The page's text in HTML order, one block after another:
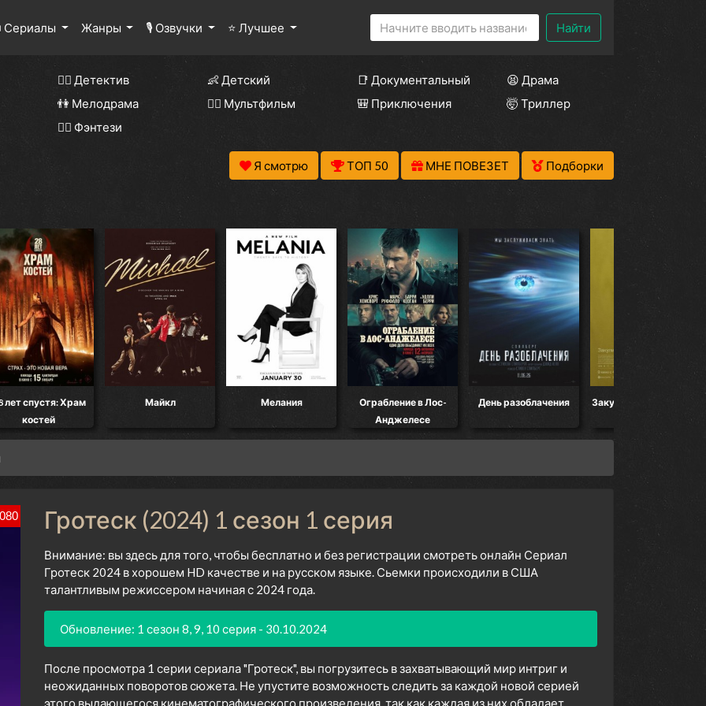
Сериалы Жанры 🎙 Озвучки ⭐ Лучшее Найти
🕵️‍♂️ Детектив 👶 Детский 📑 Документальный
😫 Драма
👫 Мелодрама 🧚‍♀️ Мультфильм 🎒 Приключения
🤯 Триллер
🧝‍♂️ Фэнтези
Я смотрю ТОП 50 МНЕ ПОВЕЗЕТ Подборки
Майкл
Ограбление в Лос-
День разоблачения Закулисье реальности
Гротеск (2024) 1 сезон 1 серия
Внимание: вы здесь для того, чтобы бесплатно и без регистрации смотреть онлайн Сериал
Гротеск 2024 в хорошем HD качестве и на русском языке. Сьемки происходили в США
талантливым режиссером начиная с 2024 года.
Обновление: 1 сезон 8, 9, 10 серия - 30.10.2024
После просмотра 1 серии сериала "Гротеск", вы погрузитесь в захватывающий мир интриг и
неожиданных поворотов сюжета. Не упустите возможность следить за каждой новой серией
этого выдающегося кинематографического произведения, так как каждая из них обладает